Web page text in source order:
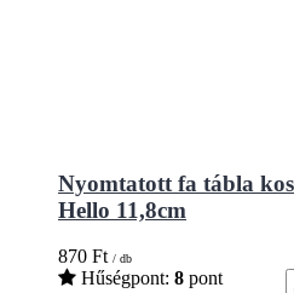
Nyomtatott fa tábla
Hello 11,8cm
870 Ft / db
Hűségpont: 8 pont